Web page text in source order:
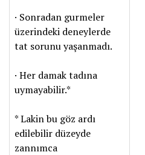
· Sonradan gurmeler
üzerindeki deneylerde
tat sorunu yaşanmadı.
· Her damak tadına
uymayabilir.*
* Lakin bu göz ardı
edilebilir düzeyde
zannımca